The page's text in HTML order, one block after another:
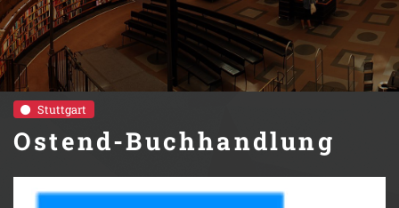
Stuttgart
Ostend-Buchhandlung